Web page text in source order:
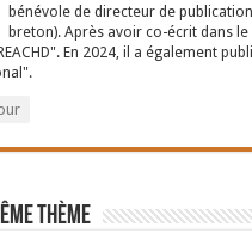
bénévole de directeur de
breton). Après avoir co-écrit dans
En 2024, il a également
thème